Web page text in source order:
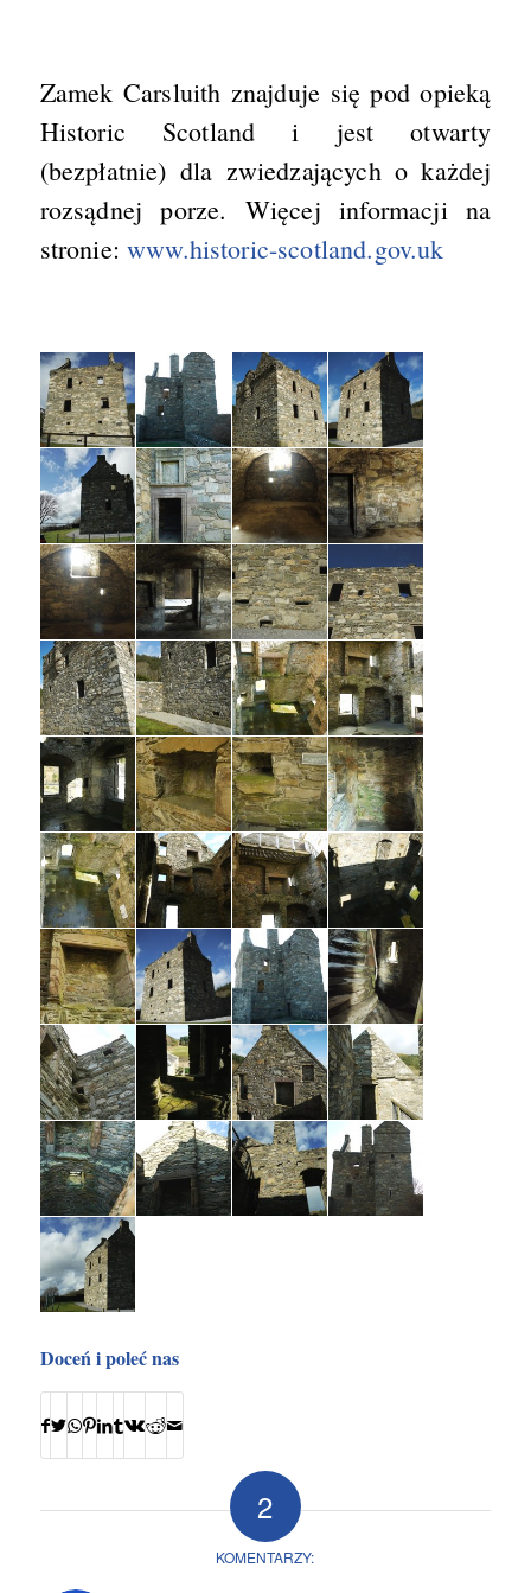
Zamek Carsluith znajduje się pod opieką
Historic Scotland i jest otwarty
(bezpłatnie) dla zwiedzających o każdej
rozsądnej porze. Więcej informacji na
stronie:www.historic-scotland.gov.uk
Doceń i poleć nas
2
KOMENTARZY: